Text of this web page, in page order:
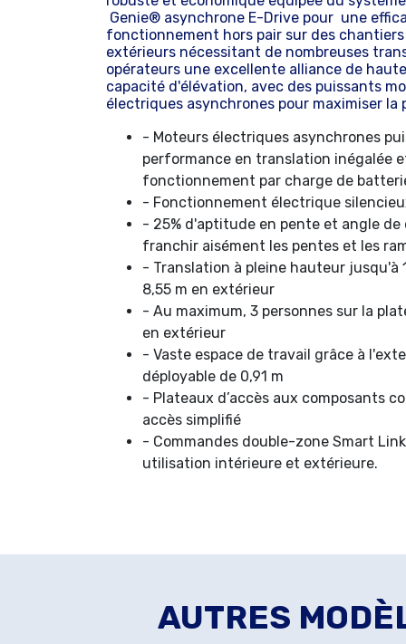
Genie® asynchrone E-Drive pour une
fonctionnement hors pair sur des
extérieurs nécessitant de nombreuses
opérateurs une excellente alliance de
capacité d'élévation, avec des puissants
électriques asynchrones pour maximiser
- Moteurs électriques asynchrones
performance en translation inégalée
fonctionnement par charge de
- Fonctionnement électrique
- 25% d'aptitude en pente et angle de
franchir aisément les pentes et les
- Translation à pleine hauteur jusqu'à
8,55 m en extérieur
- Au maximum, 3 personnes sur la
en extérieur
- Vaste espace de travail grâce à
déployable de 0,91 m
- Plateaux d’accès aux composants
accès simplifié
- Commandes double-zone Smart
utilisation intérieure et extérieure.
AUTRES